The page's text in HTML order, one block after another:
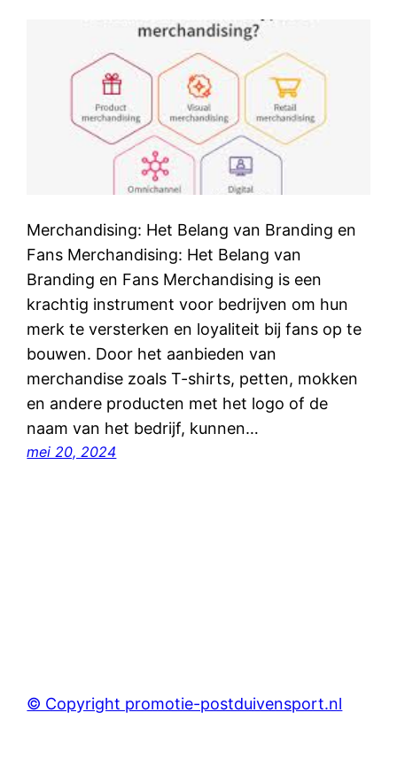
Merchandising: Het Belang van Branding en
Fans Merchandising: Het Belang van
Branding en Fans Merchandising is een
krachtig instrument voor bedrijven om hun
merk te versterken en loyaliteit bij fans op te
bouwen. Door het aanbieden van
merchandise zoals T-shirts, petten, mokken
en andere producten met het logo of de
naam van het bedrijf, kunnen…
mei 20, 2024
© Copyright promotie-postduivensport.nl